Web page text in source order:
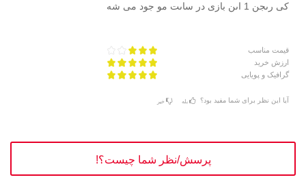
کى رىجن 1 اىن بازى در ساىت مو جود مى شه
قیمت مناسب
ارزش خرید
گرافیک و پویایی
آیا این نظر برای شما مفید بود؟ بله خیر
پرسش/نظر شما چیست؟!